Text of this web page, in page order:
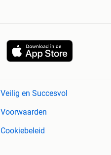
Veilig en Succesvol
Voorwaarden
Cookiebeleid